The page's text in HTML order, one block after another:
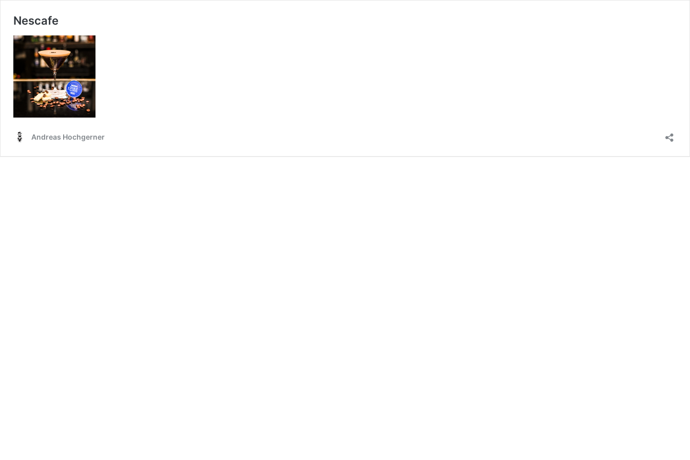
Nescafe
Andreas Hochgerner